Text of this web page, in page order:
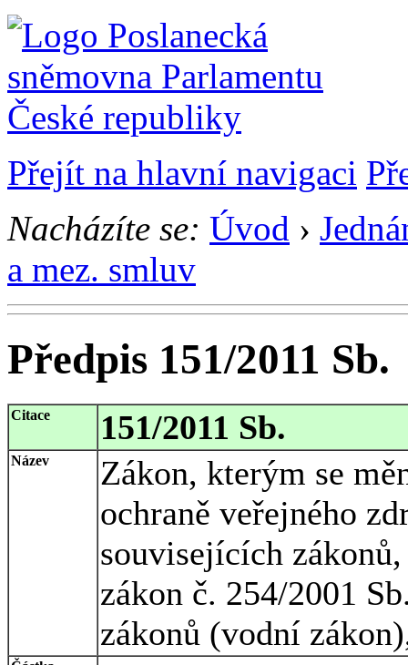
Přejít na hlavní navigaci
Nacházíte se: Úvod ›
a mez. smluv
Předpis 151/2011 Sb.
Citace 151/2011 Sb.
Název
Zákon, kterým se
ochraně veřejného
souvisejících
zákon č. 254/2001
zákonů (vodní